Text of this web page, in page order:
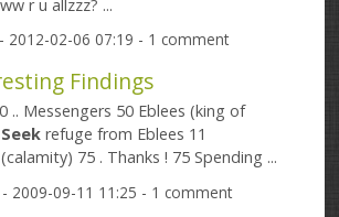
r u allzzz? ...
- 2012-02-06 07:19 - 1 comment
Findings
.. Messengers 50 Eblees (king of
Seek refuge from Eblees 11
75 . Thanks ! 75 Spending ...
- 2009-09-11 11:25 - 1 comment